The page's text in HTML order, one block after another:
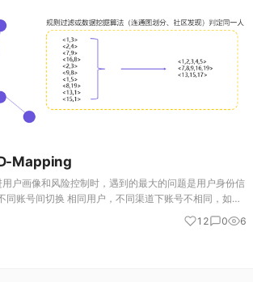
Mapping
户画像和风险控制时，遇到的最大的问题是用户身份信
同账号间切换 相同用户，不同渠道下账号不相同，如微
，在不同的设备商登录 … ID-Mapping是大数据分析…
12 0 6